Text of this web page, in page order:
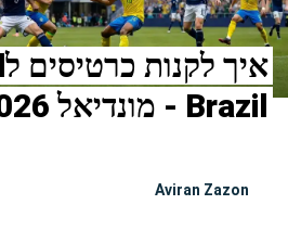
Brazil - מונדיאל 2026
Aviran Zazon